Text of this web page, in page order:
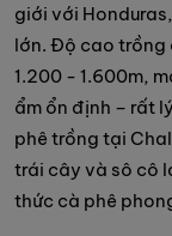
giới với
lớn. Độ cao trồng
1.200 - 1.600m,
ẩm ổn định – rất
phê trồng tại
trái cây và sô cô
thức cà phê